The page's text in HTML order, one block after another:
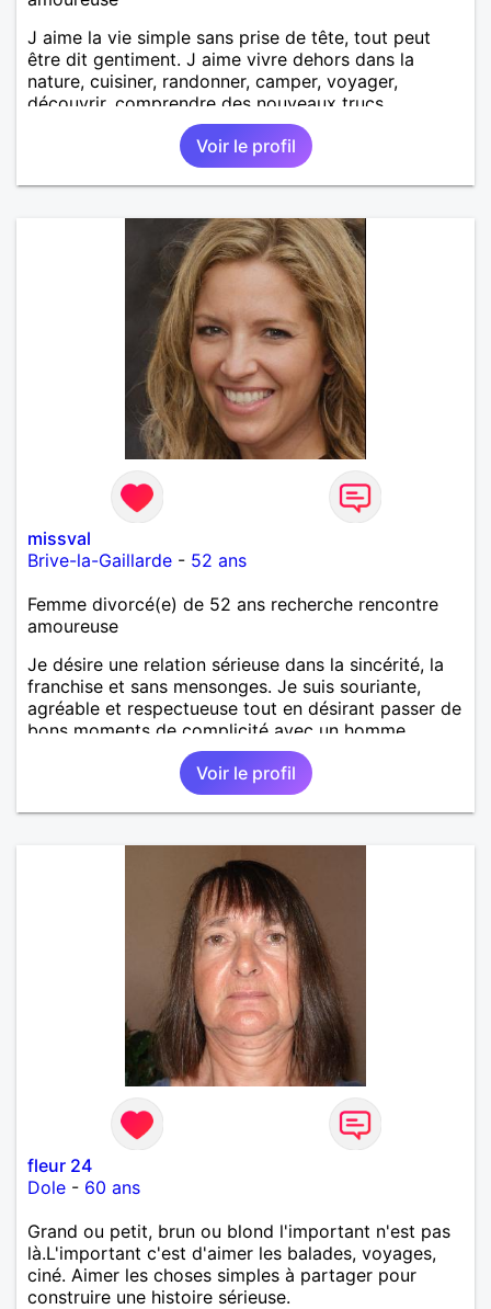
J aime la vie simple sans prise de tête, tout peut
être dit gentiment. J aime vivre dehors dans la
nature, cuisiner, randonner, camper, voyager,
découvrir, comprendre des nouveaux trucs
techniques et sur la vie des êtres vivants. J aime
danser, faire la fête. Je ne bois pratiquement pas d
alcool, je fume rarement, je ris souvent. Je cherche
un vrai amoureux pour continuer à profiter de la vie
en ai marre je veux partagé et rigoler
Voir le profil
missval
Brive-la-Gaillarde - 52 ans
Femme divorcé(e) de 52 ans recherche rencontre
amoureuse
Je désire une relation sérieuse dans la sincérité, la
franchise et sans mensonges. Je suis souriante,
agréable et respectueuse tout en désirant passer de
bons moments de complicité avec un homme
voulant aller dans la même direction que moi.
Voir le profil
fleur 24
Dole - 60 ans
Grand ou petit, brun ou blond l'important n'est pas
là.L'important c'est d'aimer les balades, voyages,
ciné. Aimer les choses simples à partager pour
construire une histoire sérieuse.